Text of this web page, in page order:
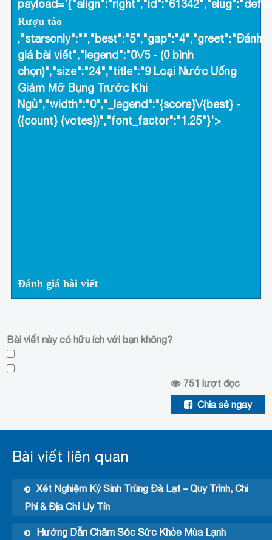
Rượu táo
,"starsonly":"","best":"5","gap":"4","greet":"Đánh
giá bài viết","legend":"0\/5 - (0 bình
chọn)","size":"24","title":"9 Loại Nước Uống
Giảm Mỡ Bụng Trước Khi
Ngủ","width":"0","_legend":"{score}\/{best} -
({count} {votes})","font_factor":"1.25"}'>
Đánh giá bài viết
Bài viết này có hữu ích với bạn không?
751 lượt đọc
Chia sẻ ngay
Bài viết liên quan
Xét Nghiệm Ký Sinh Trùng Đà Lạt – Quy Trình, Chi
Phí & Địa Chỉ Uy Tín
Hướng Dẫn Chăm Sóc Sức Khỏe Mùa Lạnh